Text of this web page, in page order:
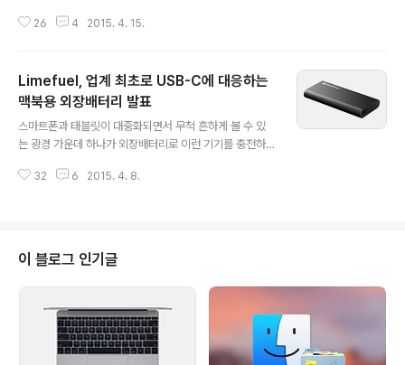
'BeeKeeper'라는 소형 어댑터입니다. 맥북에 이 어댑터
미래라면 몰라도 당장으로서는 이런 제품이 맥북 사용자들
의 필수 아이템이나 다름 없죠. BeeKeper는 케이블 형태
의 애플 'USB-C-USB' 어댑터와는 다르게 조그마한 동글
형태를 띠고 있어 휴대성이 뛰어나고, 또 맥북과 깔맞춤을
택할 수 있습니다.어댑터를 사용할 필요가 없을 때는 전원
26 4 2015. 4. 15.
Limefuel, 업계 최초로 USB-C에 대응하는
맥북용 외장배터리 발표
스마트폰과 태블릿이 대중화되면서 무척 흔하게 볼 수 있
는 광경 가운데 하나가 외장배터리로 이런 기기를 충전하
에서 펼쳐질지도 모르겠습니다. 앞서 새 맥북은 외부 배터
로 USB 타입C 단자가 달린 외장배터리를 발표했습니다.
라임퓨얼사는 지난 2013년에 설립된 스타트업 기업으로
미국 콜로라도 주에 근거지를 두고 있고, 주로 액션 카메라
'고프로(GoPro)'를 위한 대용량 배터리팩을 제조해 왔습
니다. 원래 크게 유명한 기업은 아니었지만 킥스타터에 내
놓은 제품이 잇달아 히트를 치면..
32 6 2015. 4. 8.
이 블로그 인기글